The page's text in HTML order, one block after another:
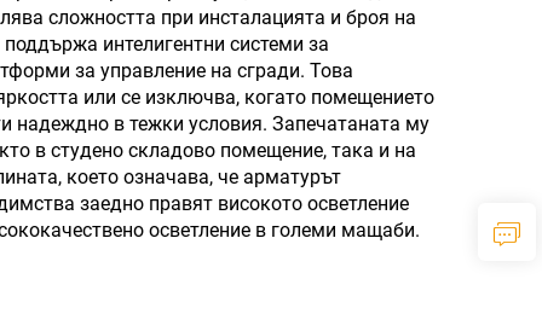
сложността при инсталацията и броя на
интелигентни системи за
за управление на сгради. Това
или се изключва, когато помещението
надеждно в тежки условия. Запечатаната му
в студено складово помещение, така и на
което означава, че арматурът
заедно правят високото осветление
осветление в големи мащаби.